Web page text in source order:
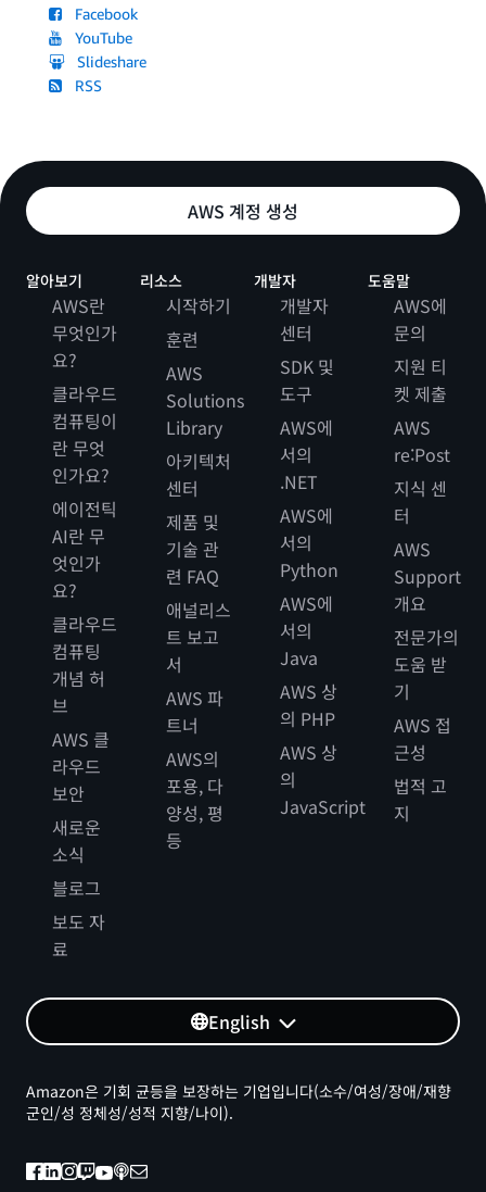
Facebook
YouTube
Slideshare
RSS
AWS 계정 생성
알아보기
AWS란
무엇인가
요?
클라우드
컴퓨팅이
란 무엇
인가요?
에이전틱
AI란 무
엇인가
요?
클라우드
컴퓨팅
개념 허
브
AWS 클
라우드
보안
새로운
소식
블로그
보도 자
료
리소스
시작하기
훈련
AWS
Solutions
Library
아키텍처
센터
제품 및
기술 관
련 FAQ
애널리스
트 보고
서
AWS 파
트너
AWS의
포용, 다
양성, 평
등
개발자
개발자
센터
SDK 및
도구
AWS에
서의
.NET
AWS에
서의
Python
AWS에
서의
Java
AWS 상
의 PHP
AWS 상
의
JavaScript
도움말
AWS에
문의
지원 티
켓 제출
AWS
re:Post
지식 센
터
AWS
Support
개요
전문가의
도움 받
기
AWS 접
근성
법적 고
지
English
Amazon은 기회 균등을 보장하는 기업입니다(소수/여성/장애/재향
군인/성 정체성/성적 지향/나이).